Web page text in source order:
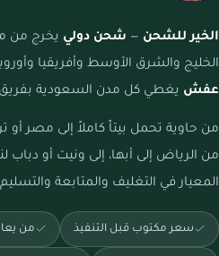
الخير للشحن — شحن دولي يخرج من
الخليج والشرق الأوسط وأفريقيا
عفش يغطي كل مدن السعودية
من حاوية تحمل بيتاً كاملاً إلى مصر أو
من الرياض إلى أبها، إلى ونيت أو
المعيار في التغليف والمتابعة
سعر مكتوب قبل التنفيذ من